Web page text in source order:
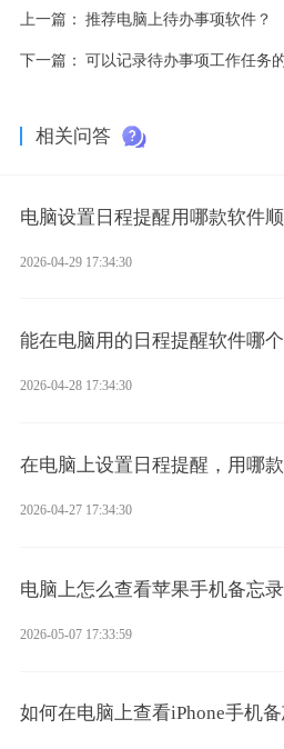
上一篇： 推荐电脑上待办事项软件？
下一篇： 可以记录待办事项工作任务
相关问答
电脑设置日程提醒用哪款软件
2026-04-29 17:34:30
能在电脑用的日程提醒软件哪
2026-04-28 17:34:30
在电脑上设置日程提醒，用哪
2026-04-27 17:34:30
电脑上怎么查看苹果手机备忘
2026-05-07 17:33:59
如何在电脑上查看iPhone手机备